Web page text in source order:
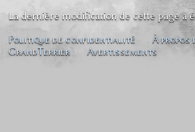
La dernière modification de cette page a
Politique de confidentialité
À propos
GrandTerrier
Avertissements